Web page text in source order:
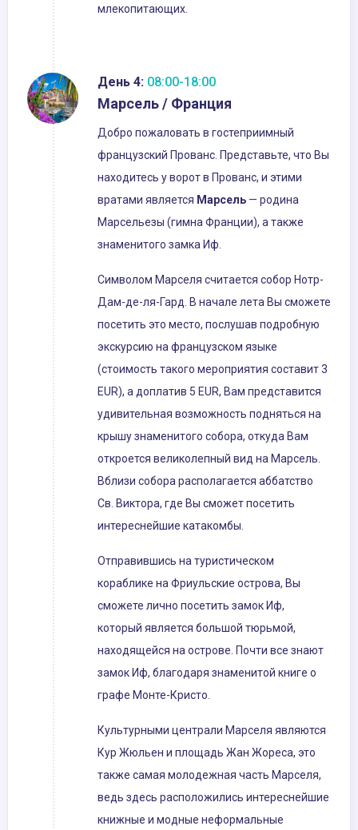
млекопитающих.
День 4: 08:00-18:00
Марсель / Франция
Добро пожаловать в гостеприимный
французский Прованс. Представьте, что Вы
находитесь у ворот в Прованс, и этими
вратами является Марсель — родина
Марсельезы (гимна Франции), а также
знаменитого замка Иф.
Символом Марселя считается собор Нотр-
Дам-де-ля-Гард. В начале лета Вы сможете
посетить это место, послушав подробную
экскурсию на французском языке
(стоимость такого мероприятия составит 3
EUR), а доплатив 5 EUR, Вам представится
удивительная возможность подняться на
крышу знаменитого собора, откуда Вам
откроется великолепный вид на Марсель.
Вблизи собора располагается аббатство
Св. Виктора, где Вы сможет посетить
интереснейшие катакомбы.
Отправившись на туристическом
кораблике на Фриульские острова, Вы
сможете лично посетить замок Иф,
который является большой тюрьмой,
находящейся на острове. Почти все знают
замок Иф, благодаря знаменитой книге о
графе Монте-Кристо.
Культурными централи Марселя являются
Кур Жюльен и площадь Жан Жореса, это
также самая молодежная часть Марселя,
ведь здесь расположились интереснейшие
книжные и модные неформальные